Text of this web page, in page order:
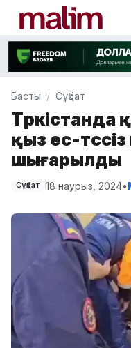
Басты Сұқбат
Түркістанда
қыз ес-түссіз
шығарылды
Сұқбат 18 наурыз, 2024•